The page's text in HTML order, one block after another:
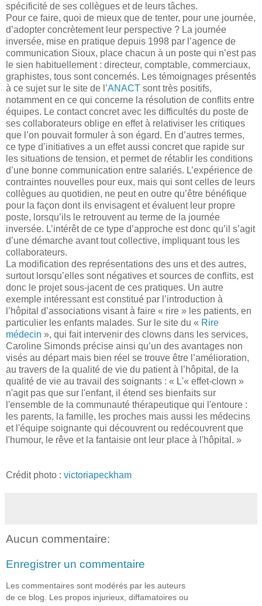
spécificité de ses collègues et de leurs tâches.
Pour ce faire, quoi de mieux que de tenter, pour une journée,
d’adopter concrètement leur perspective ? La journée
inversée, mise en pratique depuis 1998 par l’agence de
communication Sioux, place chacun à un poste qui n’est pas
le sien habituellement : directeur, comptable, commerciaux,
graphistes, tous sont concernés. Les témoignages présentés
à ce sujet sur le site de l’ANACT sont très positifs,
notamment en ce qui concerne la résolution de conflits entre
équipes. Le contact concret avec les difficultés du poste de
ses collaborateurs oblige en effet à relativiser les critiques
que l’on pouvait formuler à son égard. En d’autres termes,
ce type d’initiatives a un effet aussi concret que rapide sur
les situations de tension, et permet de rétablir les conditions
d’une bonne communication entre salariés. L’expérience de
contraintes nouvelles pour eux, mais qui sont celles de leurs
collègues au quotidien, ne peut en outre qu’être bénéfique
pour la façon dont ils envisagent et évaluent leur propre
poste, lorsqu’ils le retrouvent au terme de la journée
inversée. L’intérêt de ce type d’approche est donc qu’il s’agit
d’une démarche avant tout collective, impliquant tous les
collaborateurs.
La modification des représentations des uns et des autres,
surtout lorsqu’elles sont négatives et sources de conflits, est
donc le projet sous-jacent de ces pratiques. Un autre
exemple intéressant est constitué par l’introduction à
l’hôpital d’associations visant à faire « rire » les patients, en
particulier les enfants malades. Sur le site du « Rire
médecin », qui fait intervenir des clowns dans les services,
Caroline Simonds précise ainsi qu’un des avantages non
visés au départ mais bien réel se trouve être l’amélioration,
au travers de la qualité de vie du patient à l’hôpital, de la
qualité de vie au travail des soignants : « L'« effet-clown »
n'agit pas que sur l'enfant, il étend ses bienfaits sur
l'ensemble de la communauté thérapeutique qui l'entoure :
les parents, la famille, les proches mais aussi les médecins
et l'équipe soignante qui découvrent ou redécouvrent que
l'humour, le rêve et la fantaisie ont leur place à l'hôpital. »
Crédit photo : victoriapeckham
Aucun commentaire:
Enregistrer un commentaire
Les commentaires sont modérés par les auteurs
de ce blog. Les propos injurieux, diffamatoires ou